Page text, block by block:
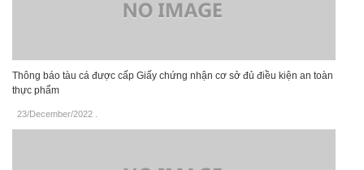
Thông báo tàu cá được cấp Giấy chứng nhận cơ sở đủ điều kiện an toàn
thực phẩm
23/December/2022